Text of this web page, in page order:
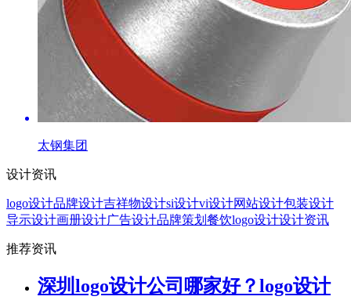
太钢集团
设计资讯
logo设计品牌设计吉祥物设计si设计vi设计网站设计包装设计
导示设计画册设计广告设计品牌策划 餐饮logo设计设计资讯
推荐资讯
深圳logo设计公司哪家好？logo设计